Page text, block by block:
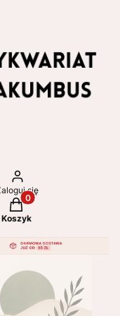
się
Produkty w koszyku:
Koszyk